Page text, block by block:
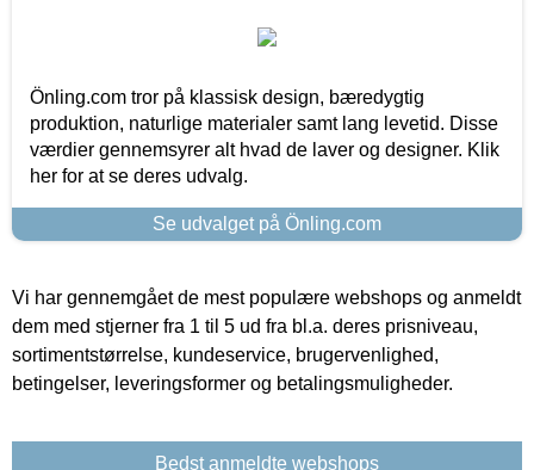
Önling.com tror på klassisk design, bæredygtig
produktion, naturlige materialer samt lang levetid. Disse
værdier gennemsyrer alt hvad de laver og designer. Klik
her for at se deres udvalg.
Se udvalget på Önling.com
Vi har gennemgået de mest populære webshops og anmeldt
dem med stjerner fra 1 til 5 ud fra bl.a. deres prisniveau,
sortimentstørrelse, kundeservice, brugervenlighed,
betingelser, leveringsformer og betalingsmuligheder.
Bedst anmeldte webshops